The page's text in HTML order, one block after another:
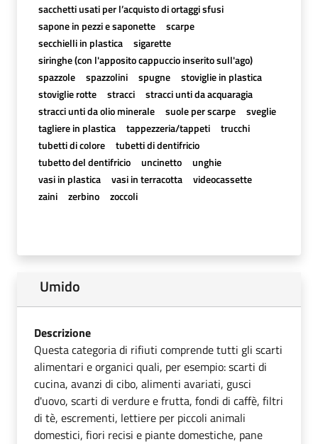
sacchetti usati per l’acquisto di ortaggi sfusi
sapone in pezzi e saponette
scarpe
secchielli in plastica
sigarette
siringhe (con l'apposito cappuccio inserito sull'ago)
spazzole
spazzolini spugne
stoviglie in plastica
stoviglie rotte
stracci
stracci unti da acquaragia
stracci unti da olio minerale
suole per scarpe
sveglie
tagliere in plastica
tappezzeria/tappeti
trucchi
tubetti di colore
tubetti di dentifricio
tubetto del dentifricio
uncinetto
unghie
vasi in plastica
vasi in terracotta
videocassette
zaini
zerbino zoccoli
Umido
Descrizione
Questa categoria di rifiuti comprende tutti gli scarti
alimentari e organici quali, per esempio: scarti di
cucina, avanzi di cibo, alimenti avariati, gusci
d'uovo, scarti di verdure e frutta, fondi di caffè, filtri
di tè, escrementi, lettiere per piccoli animali
domestici, fiori recisi e piante domestiche, pane